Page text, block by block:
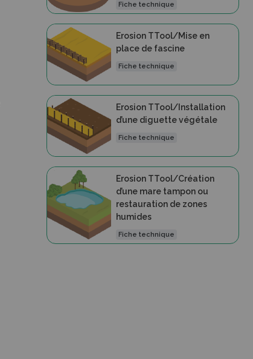
Fiche technique
Erosion TTool/Mise en
place de fascine
Fiche technique
Erosion TTool/Installation
d’une diguette végétale
Fiche technique
Erosion TTool/Création
d’une mare tampon ou
restauration de zones
humides
Fiche technique